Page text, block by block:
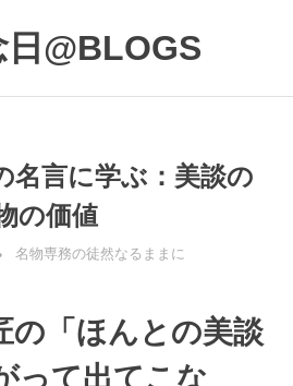
@BLOGS
名言に学ぶ：美談の
の価値
名物専務の徒然なるままに
の「ほんとの美談
って出てこな